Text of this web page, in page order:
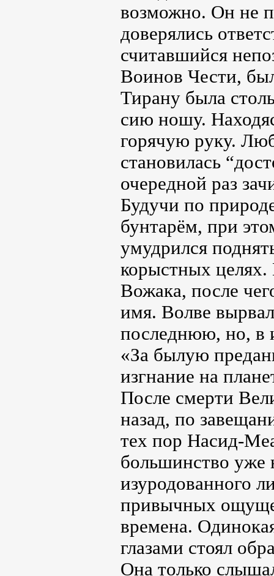
возможно. Он не
доверялись
считавшийся
Воинов Чести,
Тирану была
сию ношу.
горячую руку.
становилась
очередной раз
Будучи по
бунтарём, при
умудрился
корыстных целях.
Вожака, после
имя. Волве
последнюю, но, в
«За былую
изгнание на
После смерти
назад, по
тех пор Насид-
большинство уже
изуродованного
привычных
времена.
глазами стоял
Она только